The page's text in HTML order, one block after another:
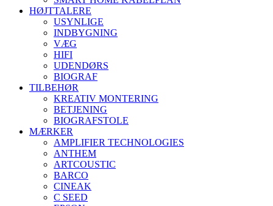
HØJTTALERE
USYNLIGE
INDBYGNING
VÆG
HIFI
UDENDØRS
BIOGRAF
TILBEHØR
KREATIV MONTERING
BETJENING
BIOGRAFSTOLE
MÆRKER
AMPLIFIER TECHNOLOGIES
ANTHEM
ARTCOUSTIC
BARCO
CINEAK
C SEED